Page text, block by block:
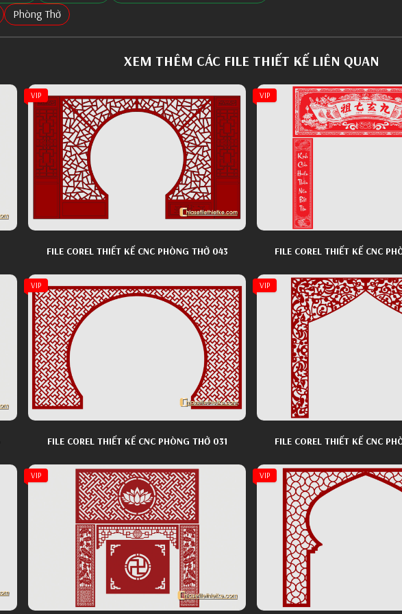
Phòng Thờ
XEM THÊM CÁC FILE THIẾT KẾ LIÊN QUAN
VIP
FILE COREL THIẾT KẾ CNC PHÒNG THỜ 043
VIP
FILE COREL THIẾT KẾ CNC
VIP
FILE COREL THIẾT KẾ CNC PHÒNG THỜ 031
VIP
FILE COREL THIẾT KẾ CNC
VIP VIP